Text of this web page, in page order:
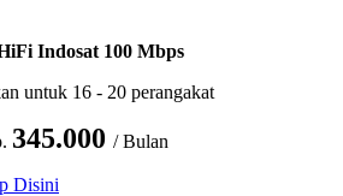
Indosat 100 Mbps
untuk 16 - 20 perangakat
345.000 / Bulan
Disini